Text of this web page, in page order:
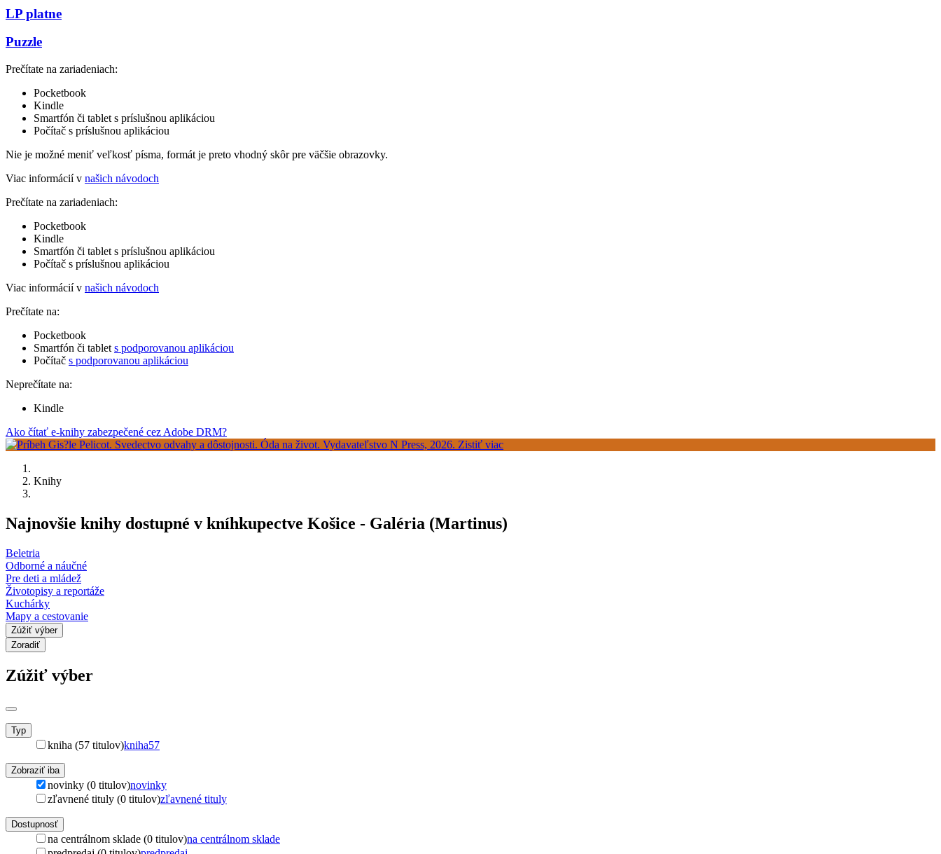
LP platne
Puzzle
Prečítate na zariadeniach:
Pocketbook
Kindle
Smartfón či tablet s príslušnou aplikáciou
Počítač s príslušnou aplikáciou
Nie je možné meniť veľkosť písma, formát je preto vhodný skôr pre väčšie obrazovky.
Viac informácií v našich návodoch
Prečítate na zariadeniach:
Pocketbook
Kindle
Smartfón či tablet s príslušnou aplikáciou
Počítač s príslušnou aplikáciou
Viac informácií v našich návodoch
Prečítate na:
Pocketbook
Smartfón či tablet s podporovanou aplikáciou
Počítač s podporovanou aplikáciou
Neprečítate na:
Kindle
Ako čítať e-knihy zabezpečené cez Adobe DRM?
Knihy
Najnovšie knihy dostupné v kníhkupectve Košice - Galéria (Martinus)
Beletria
Odborné a náučné
Pre deti a mládež
Životopisy a reportáže
Kuchárky
Mapy a cestovanie
Zúžiť výber
Zoradiť
Zúžiť výber
Typ
kniha (57 titulov)kniha57
Zobraziť iba
novinky (0 titulov)novinky
zľavnené tituly (0 titulov)zľavnené tituly
Dostupnosť
na centrálnom sklade (0 titulov)na centrálnom sklade